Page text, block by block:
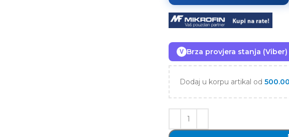
V Brza provjera stanja (Viber)
Dodaj u korpu artikal od 500.00